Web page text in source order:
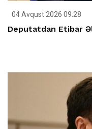
04 Avqust 2026 09:28
Deputatdan Etibar